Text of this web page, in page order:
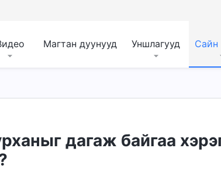
Магтан дуунууд Уншлагууд Сайн
дагаж байгаа